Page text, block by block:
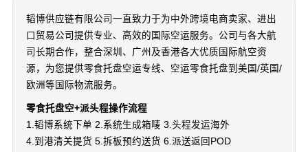
韬博供应链有限公司一直致力于为中外跨境电商卖家、进出
口贸易公司提供专业、高效的国际空运服务。公司与各大航
司长期合作，整合深圳、广州及香港各大优质国际航空资
源，为您提供零食托盘空运专线、空运零食托盘到美国/英国/
欧洲等国际物流服务。
零食托盘空+派头程操作流程
1.韬博系统下单 2.系统生成箱唛 3.头程发运海外
4.到港清关提货 5.拆板预约送货 6.派送返回POD